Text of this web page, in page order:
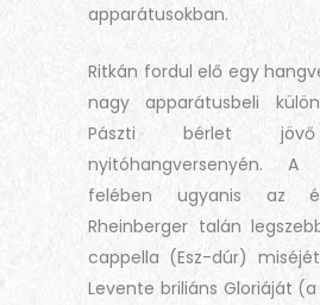
apparátusokban.
Ritkán fordul elő egy
nagy apparátusbeli
Pászti bérlet jövő
nyitóhangversenyén.
felében ugyanis az
Rheinberger talán
cappella (Esz-dúr)
Levente briliáns Gloriáját